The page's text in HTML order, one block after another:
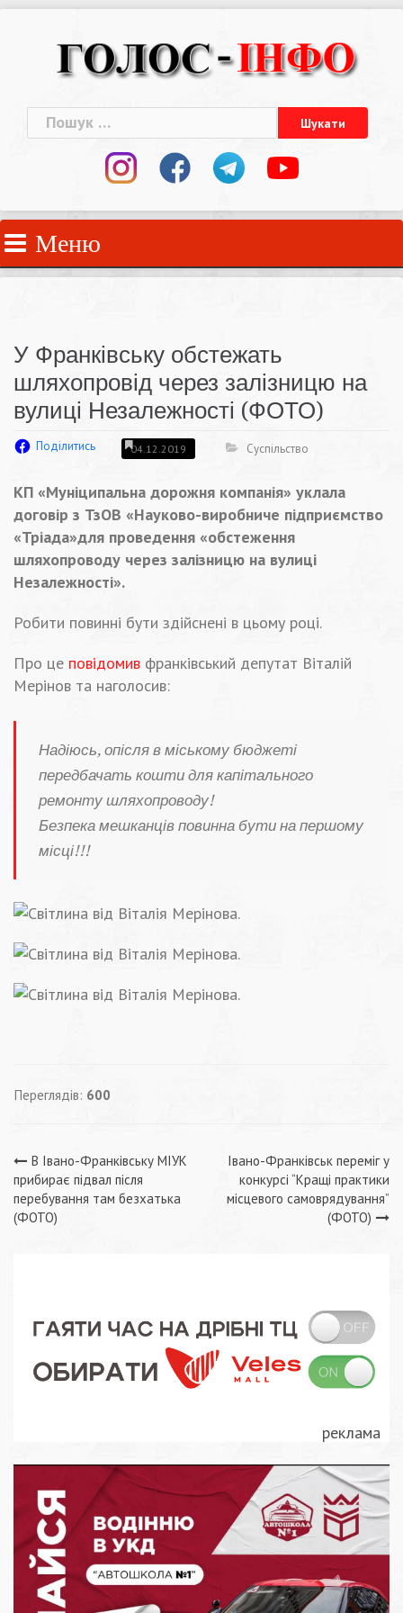
Пошук:
Меню
У Франківську обстежать
шляхопровід через залізницю на
вулиці Незалежності (ФОТО)
Поділитись 04.12.2019 Суспільство
КП «Муніципальна дорожня компанія» уклала
договір з ТзОВ «Науково-виробниче підприємство
«Тріада»для проведення «обстеження
шляхопроводу через залізницю на вулиці
Незалежності».
Робити повинні бути здійснені в цьому році.
Про це повідомив франківський депутат Віталій
Мерінов та наголосив:
Надіюсь, опісля в міському бюджеті
передбачать кошти для капітального
ремонту шляхопроводу!
Безпека мешканців повинна бути на першому
місці!!!
Переглядів: 600
Навігація
записів
В Івано-Франківську МІУК
прибирає підвал після
перебування там безхатька
(ФОТО)
Івано-Франківськ переміг у
конкурсі “Кращі практики
місцевого самоврядування”
(ФОТО)